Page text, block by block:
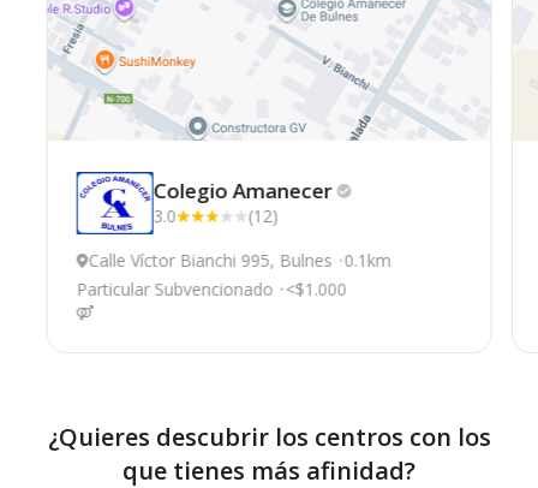
ColegioAmanecer
3.0
(12)
Calle Víctor Bianchi 995, Bulnes 0.1km
Particular Subvencionado <$1.000
¿Quieres descubrir los centros con los
que tienes más afinidad?